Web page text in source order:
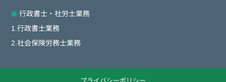
行政書士・社労士業務
1.行政書士業務
2.社会保険労務士業務